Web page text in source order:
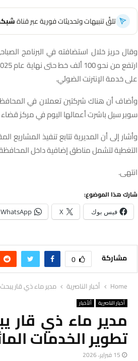
تلقَّ تنبيهات وتحديثات فورية عبر قناة
على خدمة الإنترنت الضوئي.
وأضاف أن هناك شركتين تعملان في
سوبر سيل باشرت أعمالها اليوم في مركز
وأشار إلى أن المديرية تتابع تنفيذ
التغطية لتشمل مناطق إضافية داخل
انتهى.
شارك هذا الموضوع:
فيس بوك X
WhatsApp
مشاركة 0
Home أخبار الناصرية مدير ماء ذي قار
أخبار الناصرية ألأخبار
مدير ماء ذي قار
تطوير الخدمات
15 فبراير، 2026